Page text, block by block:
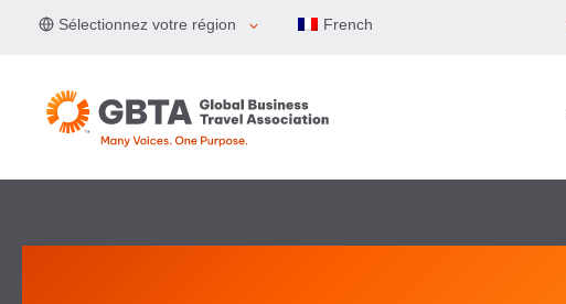
Sélectionnez votre région French